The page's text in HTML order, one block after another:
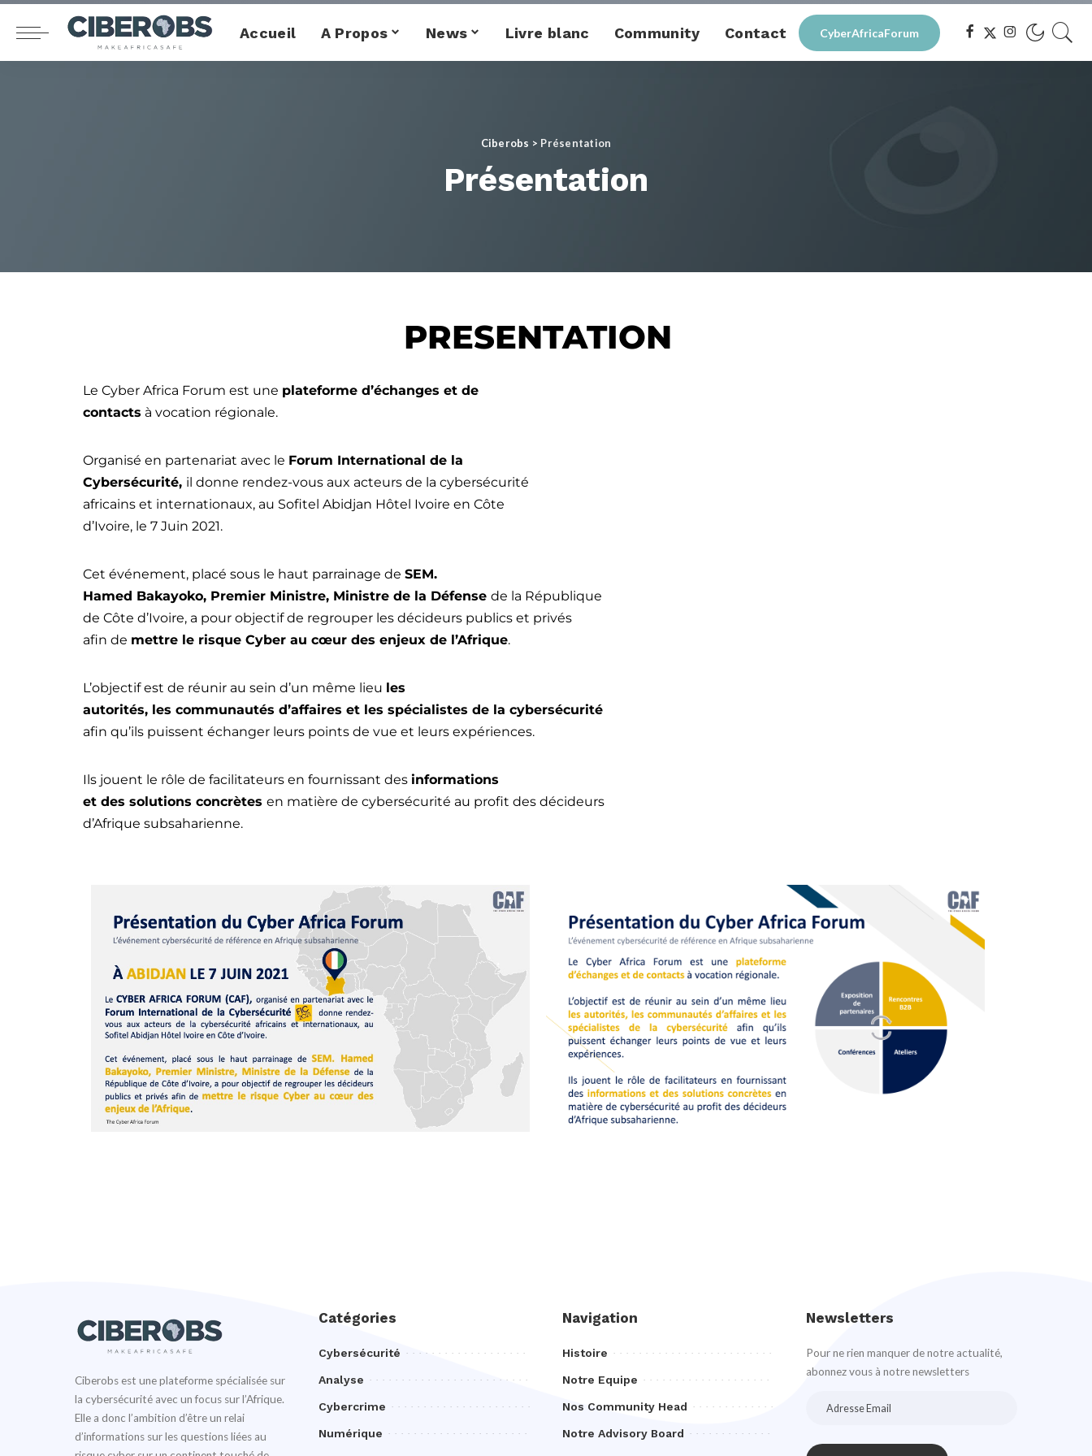
Accueil A Propos News Livre blanc Community Contact CyberAfricaForum
Ciberobs > Présentation
Présentation
PRESENTATION
Le Cyber Africa Forum est une plateforme d’échanges et de
contacts à vocation régionale.
Organisé en partenariat avec le Forum International de la
Cybersécurité, il donne rendez-vous aux acteurs de la cybersécurité
africains et internationaux, au Sofitel Abidjan Hôtel Ivoire en Côte
d’Ivoire, le 7 Juin 2021.
Cet événement, placé sous le haut parrainage de SEM.
Hamed Bakayoko, Premier Ministre, Ministre de la Défense de la République
de Côte d’Ivoire, a pour objectif de regrouper les décideurs publics et privés
afin de mettre le risque Cyber au cœur des enjeux de l’Afrique.
L’objectif est de réunir au sein d’un même lieu les
autorités, les communautés d’affaires et les spécialistes de la cybersécurité
afin qu’ils puissent échanger leurs points de vue et leurs expériences.
Ils jouent le rôle de facilitateurs en fournissant des informations
et des solutions concrètes en matière de cybersécurité au profit des décideurs
d’Afrique subsaharienne.
Ciberobs est une plateforme spécialisée sur
la cybersécurité avec un focus sur l’Afrique.
Elle a donc l’ambition d’être un relai
d’informations sur les questions liées au
Catégories
Cybersécurité
Analyse
Cybercrime
Numérique
Navigation
Histoire
Notre Equipe
Nos Community Head
Notre Advisory Board
Newsletters
Pour ne rien manquer de notre actualité,
abonnez vous à notre newsletters